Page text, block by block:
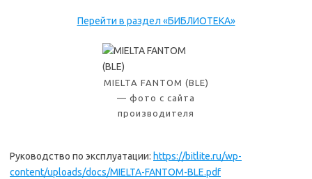
Перейти в раздел «БИБЛИОТЕКА»
MIELTA FANTOM (BLE)
— фото с сайта
производителя
Руководство по эксплуатации: https://bitlite.ru/wp-
content/uploads/docs/MIELTA-FANTOM-BLE.pdf